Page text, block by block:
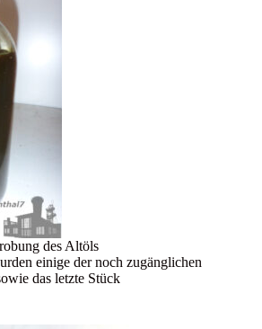
des Altöls
einige der noch zugänglichen
das letzte Stück